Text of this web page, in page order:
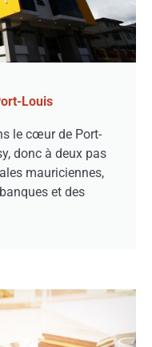
Louis
le cœur de Port-
donc à deux pas
mauriciennes,
et des